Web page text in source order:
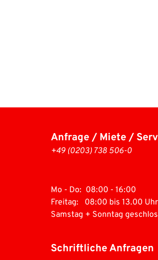
Anfrage / Miete /
+49 (0203) 738 506-0
Mo - Do:  08:00 - 16:00
Freitag:   08:00 bis 13.00 Uhr
Samstag + Sonntag
Schriftliche Anfragen